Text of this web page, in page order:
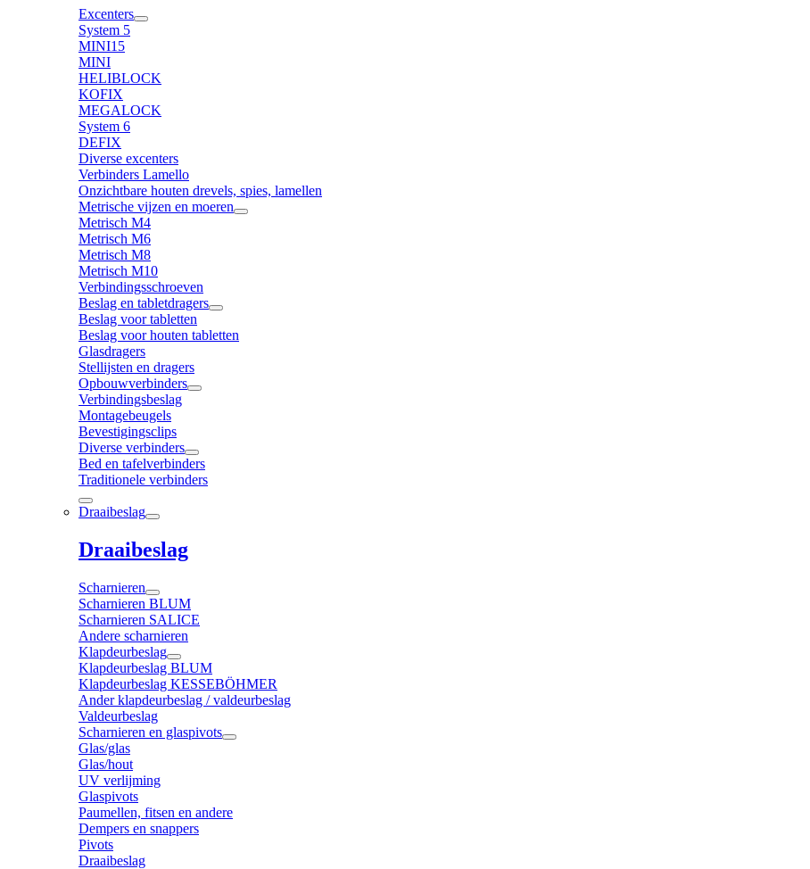
Excenters
System 5
MINI15
MINI
HELIBLOCK
KOFIX
MEGALOCK
System 6
DEFIX
Diverse excenters
Verbinders Lamello
Onzichtbare houten drevels, spies, lamellen
Metrische vijzen en moeren
Metrisch M4
Metrisch M6
Metrisch M8
Metrisch M10
Verbindingsschroeven
Beslag en tabletdragers
Beslag voor tabletten
Beslag voor houten tabletten
Glasdragers
Stellijsten en dragers
Opbouwverbinders
Verbindingsbeslag
Montagebeugels
Bevestigingsclips
Diverse verbinders
Bed en tafelverbinders
Traditionele verbinders
Draaibeslag
Draaibeslag
Scharnieren
Scharnieren BLUM
Scharnieren SALICE
Andere scharnieren
Klapdeurbeslag
Klapdeurbeslag BLUM
Klapdeurbeslag KESSEBÖHMER
Ander klapdeurbeslag / valdeurbeslag
Valdeurbeslag
Scharnieren en glaspivots
Glas/glas
Glas/hout
UV verlijming
Glaspivots
Paumellen, fitsen en andere
Dempers en snappers
Pivots
Draaibeslag